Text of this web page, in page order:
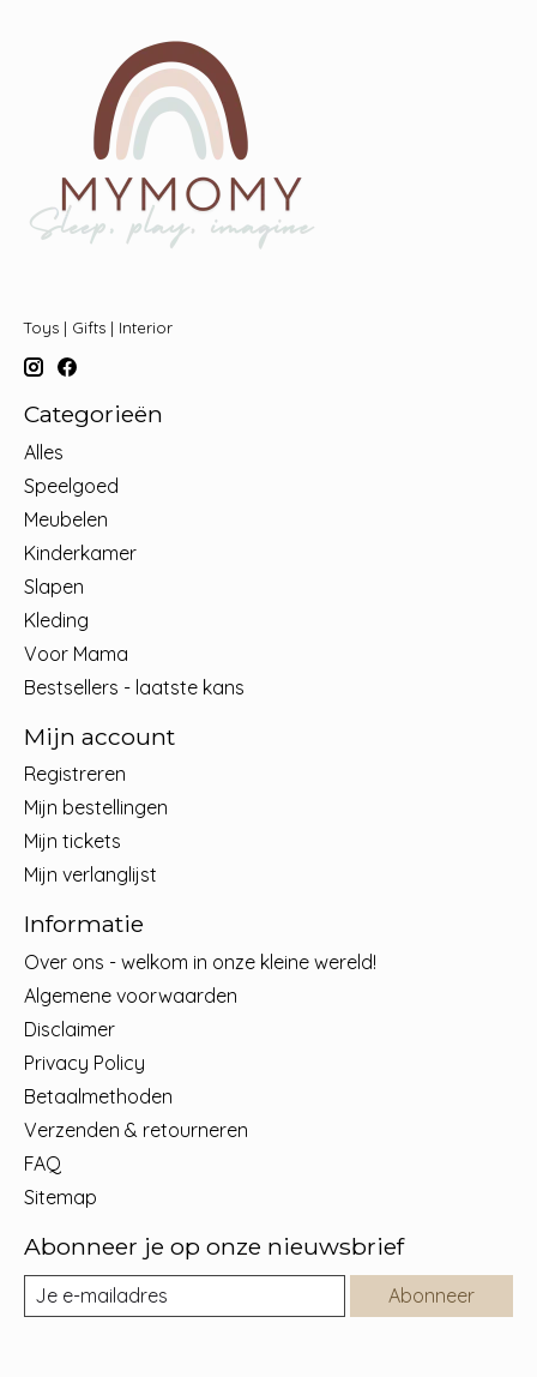
Toys | Gifts | Interior
Categorieën
Alles
Speelgoed
Meubelen
Kinderkamer
Slapen
Kleding
Voor Mama
Bestsellers - laatste kans
Mijn account
Registreren
Mijn bestellingen
Mijn tickets
Mijn verlanglijst
Informatie
Over ons - welkom in onze kleine wereld!
Algemene voorwaarden
Disclaimer
Privacy Policy
Betaalmethoden
Verzenden & retourneren
FAQ
Sitemap
Abonneer je op onze nieuwsbrief
Abonneer